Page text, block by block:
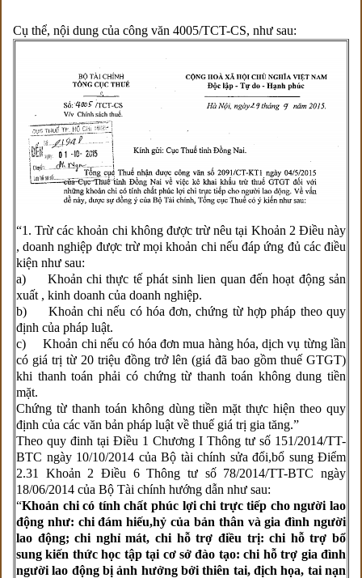
Cụ thể, nội dung của công văn 4005/TCT-CS, như sau:
“1. Trừ các khoản chi không được trừ nêu tại Khoản 2 Điều này
, doanh nghiệp được trừ mọi khoản chi nếu đáp ứng đủ các điều
kiện như sau:
a) Khoản chi thực tế phát sinh lien quan đến hoạt động sản
xuất , kinh doanh của doanh nghiệp.
b) Khoản chi nếu có hóa đơn, chứng từ hợp pháp theo quy
định của pháp luật.
c) Khoản chi nếu có hóa đơn mua hàng hóa, dịch vụ từng lần
có giá trị từ 20 triệu đồng trở lên (giá đã bao gồm thuế GTGT)
khi thanh toán phải có chứng từ thanh toán không dung tiền
mặt.
Chứng từ thanh toán không dùng tiền mặt thực hiện theo quy
định của các văn bản pháp luật về thuế giá trị gia tăng.”
Theo quy đinh tại Điều 1 Chương I Thông tư số 151/2014/TT-
BTC ngày 10/10/2014 của Bộ tài chính sửa đổi,bổ sung Điểm
2.31 Khoản 2 Điều 6 Thông tư số 78/2014/TT-BTC ngày
18/06/2014 của Bộ Tài chính hướng dẫn như sau:
“Khoản chi có tính chất phúc lợi chi trực tiếp cho người lao
động như: chi đám hiếu,hỷ của bản thân và gia đình người
lao động; chi nghỉ mát, chi hỗ trợ điều trị: chi hỗ trợ bổ
sung kiến thức học tập tại cơ sở đào tạo: chi hỗ trợ gia đình
người lao động bị ảnh hưởng bởi thiên tai, địch họa, tai nạn